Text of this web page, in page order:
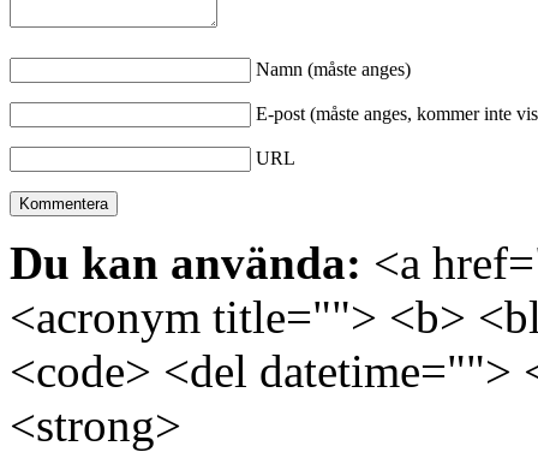
Namn (måste anges)
E-post (måste anges, kommer inte
URL
Du kan använda: <a
<acronym title=""> <b>
<code> <del
<strong>